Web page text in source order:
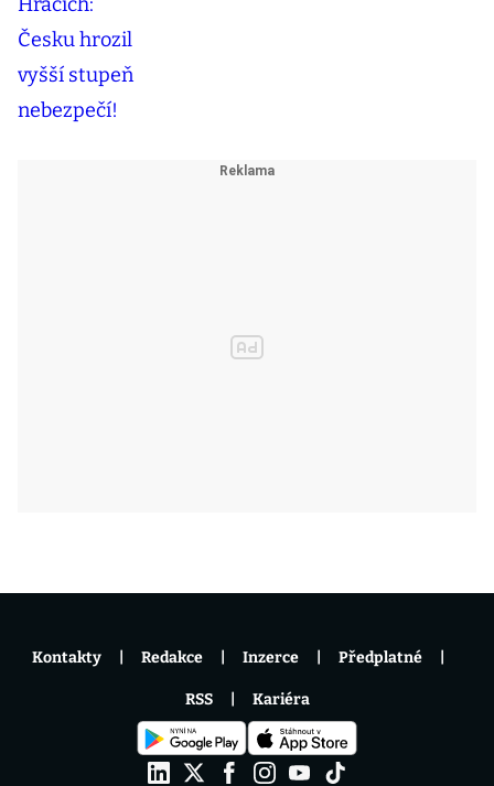
Kontakty Redakce Inzerce Předplatné
RSS Kariéra